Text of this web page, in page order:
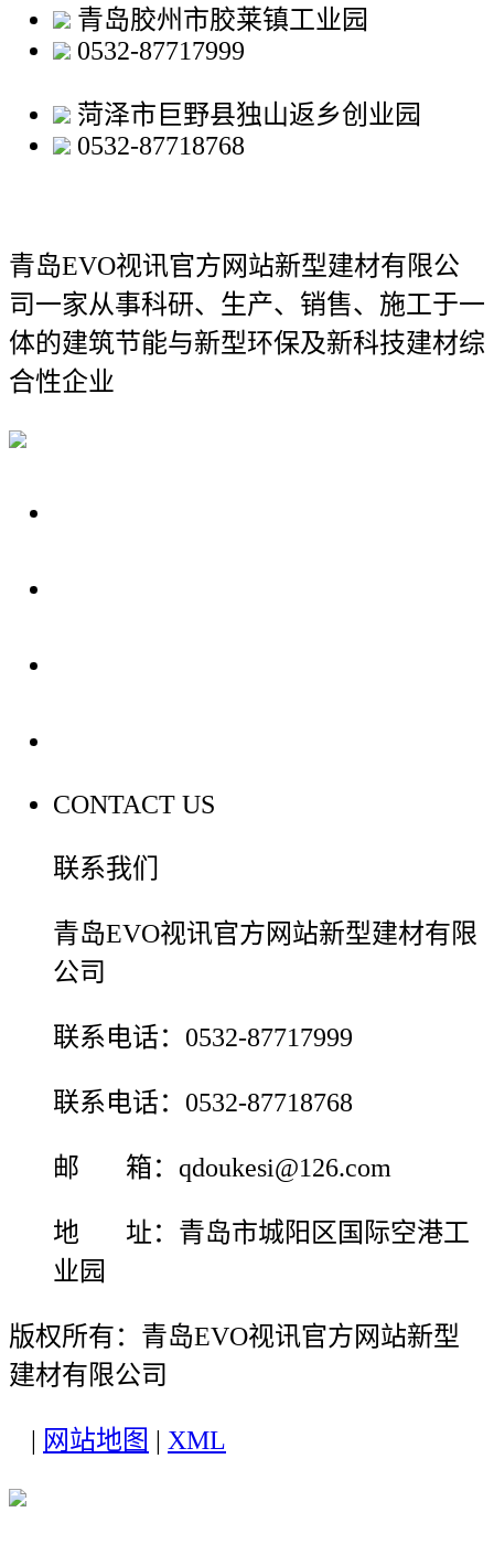
青岛胶州市胶莱镇工业园
0532-87717999
菏泽市巨野县独山返乡创业园
0532-87718768
青岛EVO视讯官方网站新型建材有限公
司一家从事科研、生产、销售、施工于一
体的建筑节能与新型环保及新科技建材综
合性企业
CONTACT US
联系我们
青岛EVO视讯官方网站新型建材有限
公司
联系电话：0532-87717999
联系电话：0532-87718768
邮 箱：qdoukesi@126.com
地 址：青岛市城阳区国际空港工
业园
版权所有：青岛EVO视讯官方网站新型
建材有限公司
网站地图 XML